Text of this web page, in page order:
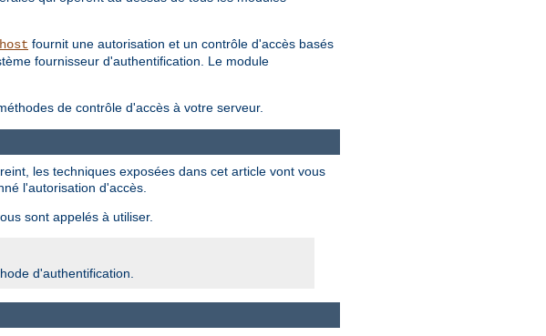
fournit une autorisation et un contrôle d'accès basés
fournisseur d'authentification. Le module
de contrôle d'accès à votre serveur.
les techniques exposées dans cet article vont vous
l'autorisation d'accès.
sont appelés à utiliser.
d'authentification.